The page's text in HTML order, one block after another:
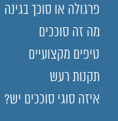
פרגולה או סוכך בגינה
מה זה סוככים
טיפים מקצועיים
תקנות רעש
איזה סוגי סוככים יש?